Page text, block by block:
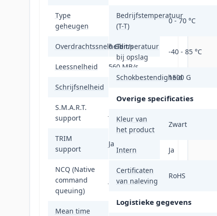
Type
geheugen
TLC
Overdrachtssnelheid
6 Gbit/s
Leessnelheid 560 MB/s
Schrijfsnelheid
S.M.A.R.T.
support
TRIM
support
Ja
NCQ (Native
command
queuing)
Mean time
Bedrijfstemperatuur
(T-T)
0 - 70 °C
Temperatuur
bij opslag
-40 - 85 °C
Schokbestendigheid
1500 G
Overige specificaties
Kleur van
het product
Zwart
Intern Ja
Certificaten
van naleving
RoHS
Logistieke gegevens